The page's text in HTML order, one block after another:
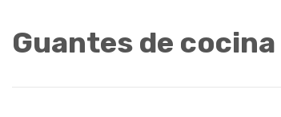
Guantes de cocina